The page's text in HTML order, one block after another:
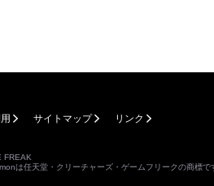
サイトマップ リンク
FREAK
は任天堂・クリーチャーズ・ゲームフリークの商標で